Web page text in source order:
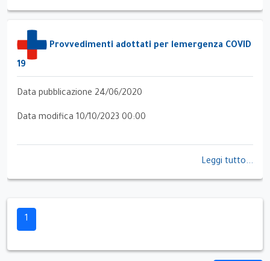
Provvedimenti adottati per lemergenza COVID
19
Data pubblicazione 24/06/2020
Data modifica 10/10/2023 00:00
Leggi tutto...
1